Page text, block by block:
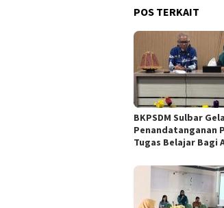
POS TERKAIT
BKPSDM Sulbar
Penandatanganan
Tugas Belajar Bagi